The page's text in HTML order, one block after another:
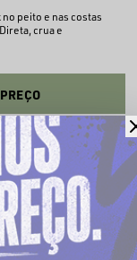
peito e nas costas
crua e
estiver disponível: